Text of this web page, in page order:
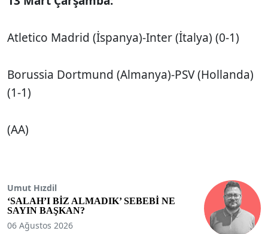
Atletico Madrid (İspanya)-Inter (İtalya) (0-1)
Borussia Dortmund (Almanya)-PSV (Hollanda)
(1-1)
(AA)
Umut Hızdil
‘SALAH’I BİZ ALMADIK’ SEBEBİ NE
SAYIN BAŞKAN?
06 Ağustos 2026